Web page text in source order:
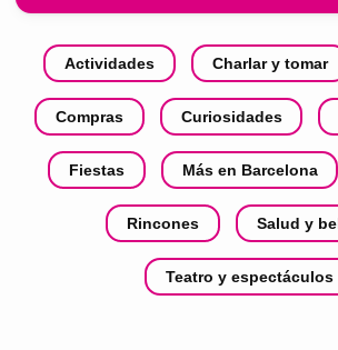
Actividades Charlar y tomar
Compras Curiosidades
Fiestas Más en Barcelona
Rincones Salud y
Teatro y espectáculos